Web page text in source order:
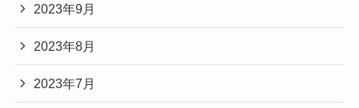
2023年9月
2023年8月
2023年7月